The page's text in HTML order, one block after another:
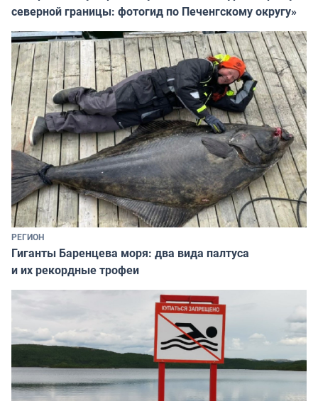
северной границы: фотогид по Печенгскому округу»
РЕГИОН
Гиганты Баренцева моря: два вида палтуса
и их рекордные трофеи